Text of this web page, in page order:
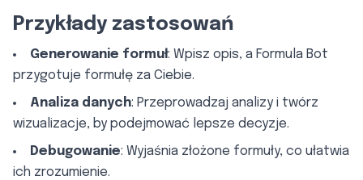
Przykłady zastosowań
Generowanie formuł: Wpisz opis, a Formula Bot
przygotuje formułę za Ciebie.
Analiza danych: Przeprowadzaj analizy i twórz
wizualizacje, by podejmować lepsze decyzje.
Debugowanie: Wyjaśnia złożone formuły, co ułatwia
ich zrozumienie.